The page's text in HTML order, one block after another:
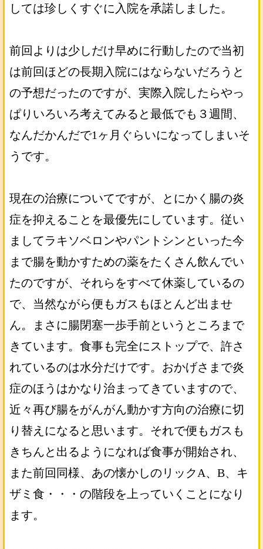
しては珍しくすぐに入院を承諾しました。
前回よりは少しだけ早めに行動したので当初
は前回ほどの長期入院にはならないだろうと
の予想だったのですが、実際入院したらやっ
ぱりいろいろ考えてみると最低でも３週間、
なんだかんだで1ヶ月ぐらいになってしまいそ
うです。
現在の治療についてですが、とにかく腸の炎
症を抑えることを最優先にしています。従い
ましてラキソベロンやパントシンといった今
まで腸を動かすための薬をたくさん飲んでい
たのですが、それらをすべて休薬しているの
で、当然ながら便もガスもほとんど出ませ
ん。まさに腸閉塞一歩手前というところまで
きています。食事も完全にストップで、許さ
れているのは水分だけです。おかげさまで炎
症のほうはかなり治まってきていますので、
近々再び腸をがんがん動かす方向の治療に切
り替えになると思います。それで便もガスも
きちんと出るようになれば食事が開始され、
また前回同様、あの懐かしのリックA、B、キ
ザミ食・・・の階段を上っていくことになり
ます。